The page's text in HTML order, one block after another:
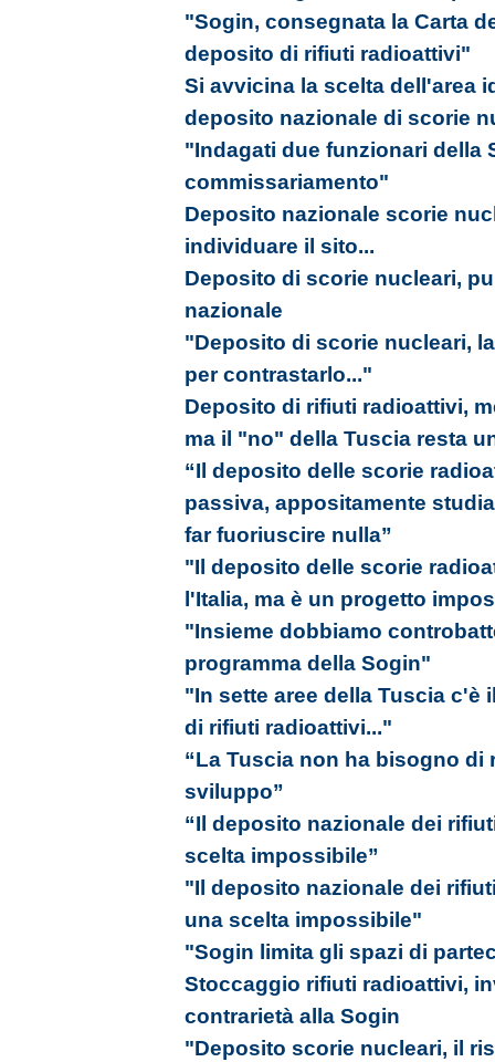
"Sogin, consegnata la Carta
deposito di rifiuti radioattivi"
Si avvicina la scelta dell'area
deposito nazionale di scorie
"Indagati due funzionari della
commissariamento"
Deposito nazionale scorie
individuare il sito...
Deposito di scorie nucleari,
nazionale
"Deposito di scorie nucleari,
per contrastarlo..."
Deposito di rifiuti radioattivi,
ma il "no" della Tuscia resta
“Il deposito delle scorie
passiva, appositamente
far fuoriuscire nulla”
"Il deposito delle scorie
l'Italia, ma è un progetto
"Insieme dobbiamo
programma della Sogin"
"In sette aree della Tuscia
di rifiuti radioattivi..."
“La Tuscia non ha bisogno di
sviluppo”
“Il deposito nazionale dei
scelta impossibile”
"Il deposito nazionale dei
una scelta impossibile"
"Sogin limita gli spazi di
Stoccaggio rifiuti radioattivi,
contrarietà alla Sogin
"Deposito scorie nucleari, il